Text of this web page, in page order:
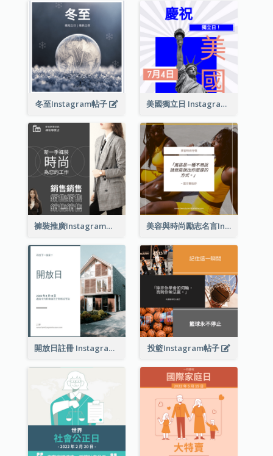
冬至Instagram帖子 美國獨立日 Instagram 帖子
褲裝推廣Instagram帖子 美容與時尚勵志名言Instagram帖子
開放日註冊 Instagram 帖子 投籃Instagram帖子